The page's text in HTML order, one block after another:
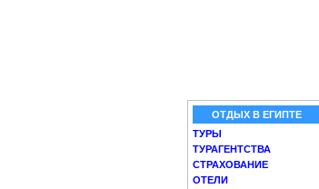
ОТДЫХ В ЕГИПТЕ
ТУРЫ
ТУРАГЕНТСТВА
СТРАХОВАНИЕ
ОТЕЛИ